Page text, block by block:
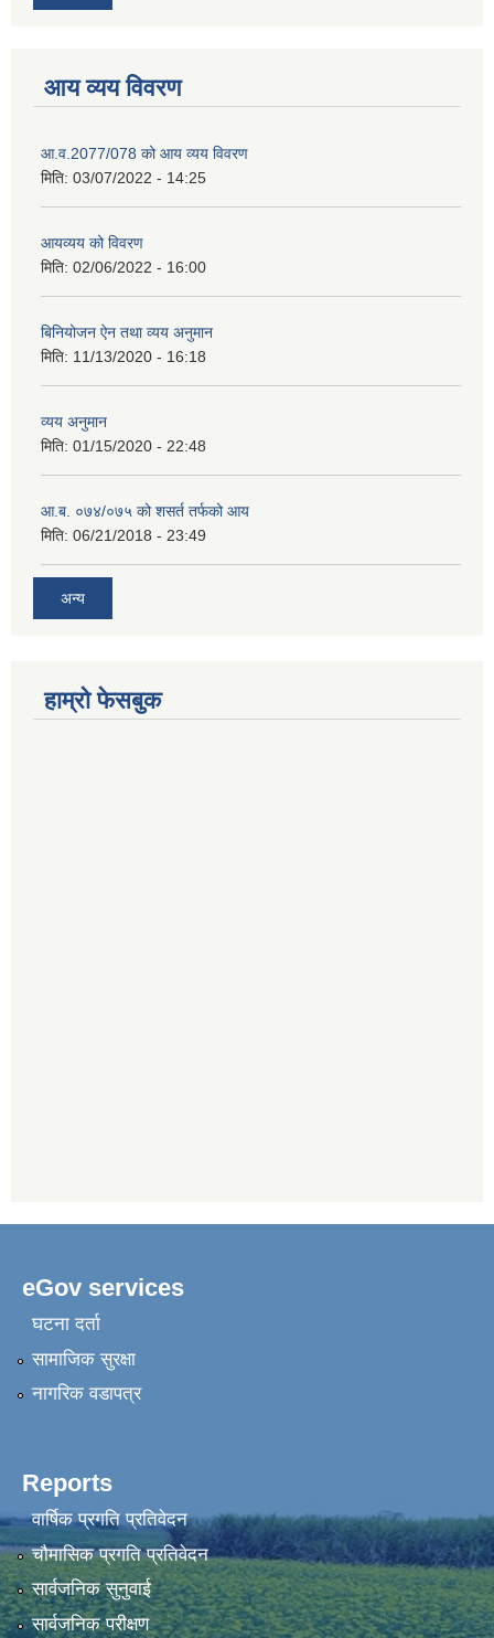
आय व्यय विवरण
आ.व.2077/078 को आय व्यय विवरण
मिति: 03/07/2022 - 14:25
आयव्यय को विवरण
मिति: 02/06/2022 - 16:00
बिनियोजन ऐन तथा व्यय अनुमान
मिति: 11/13/2020 - 16:18
व्यय अनुमान
मिति: 01/15/2020 - 22:48
आ.ब. ०७४/०७५ को शसर्त तर्फको आय
मिति: 06/21/2018 - 23:49
अन्य
हाम्रो फेसबुक
eGov services
घटना दर्ता
सामाजिक सुरक्षा
नागरिक वडापत्र
Reports
वार्षिक प्रगति प्रतिवेदन
चौमासिक प्रगति प्रतिवेदन
सार्वजनिक सुनुवाई
सार्वजनिक परीक्षण